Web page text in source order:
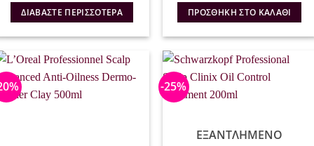
was:
€13.70.
τιμή
είναι:
ΔΙΑΒΆΣΤΕ ΠΕΡΙΣΣΌΤΕΡΑ ΠΡΟΣΘΉΚΗ ΣΤΟ ΚΑΛΆΘΙ
-25%
ΕΞΑΝΤΛΗΜΈΝΟ